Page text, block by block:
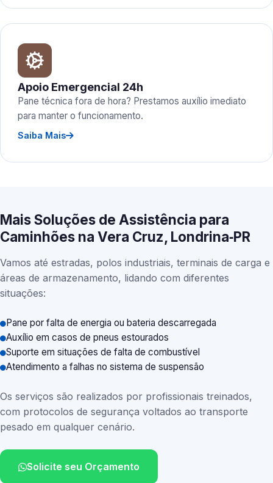
Apoio Emergencial 24h
Pane técnica fora de hora? Prestamos auxílio imediato
para manter o funcionamento.
Saiba Mais
Mais Soluções de Assistência para
Caminhões na Vera Cruz, Londrina‑PR
Vamos até estradas, polos industriais, terminais de carga e
áreas de armazenamento, lidando com diferentes
situações:
Pane por falta de energia ou bateria descarregada
Auxílio em casos de pneus estourados
Suporte em situações de falta de combustível
Atendimento a falhas no sistema de suspensão
Os serviços são realizados por profissionais treinados,
com protocolos de segurança voltados ao transporte
pesado em qualquer cenário.
Solicite seu Orçamento